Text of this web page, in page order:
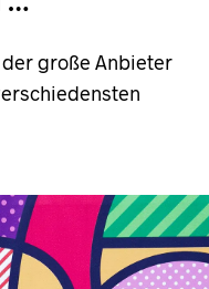
große Anbieter